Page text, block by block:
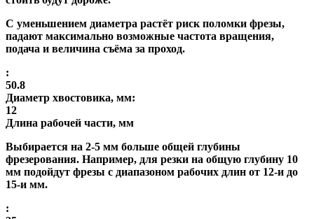
С уменьшением диаметра растёт риск поломки фрезы,
падают максимально возможные частота вращения,
подача и величина съёма за проход.
:
50.8
Диаметр хвостовика, мм:
12
Длина рабочей части, мм
Выбирается на 2-5 мм больше общей глубины
фрезерования. Например, для резки на общую глубину 10
мм подойдут фрезы с диапазоном рабочих длин от 12-и до
15-и мм.
: